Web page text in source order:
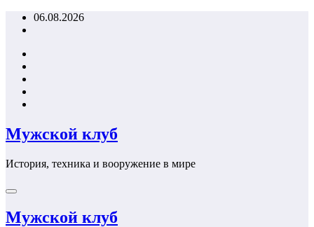
Перейти06.08.2026
Мужской клуб
История, техника и вооружение в мире
Мужской клуб